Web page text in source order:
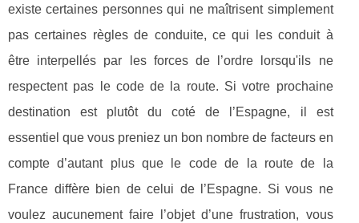
existe certaines personnes qui ne maîtrisent simplement
pas certaines règles de conduite, ce qui les conduit à
être interpellés par les forces de l’ordre lorsqu'ils ne
respectent pas le code de la route. Si votre prochaine
destination est plutôt du coté de l’Espagne, il est
essentiel que vous preniez un bon nombre de facteurs en
compte d’autant plus que le code de la route de la
France diffère bien de celui de l’Espagne. Si vous ne
voulez aucunement faire l’objet d’une frustration, vous